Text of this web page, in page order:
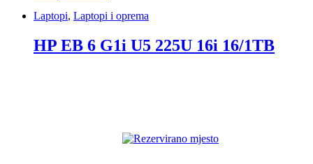
Laptopi, Laptopi i oprema
HP EB 6 G1i U5 225U 16i 16/1TB